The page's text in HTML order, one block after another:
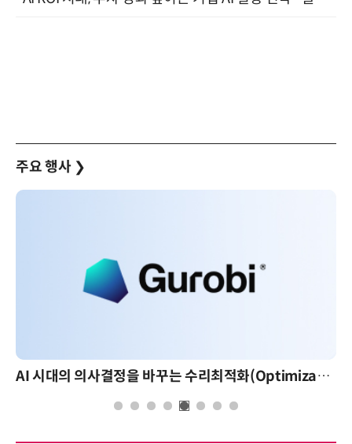
주요 행사 ❯
AI 핀옵스 실전 세미나: 폭증하는 AI 토큰 비용 관리 전략